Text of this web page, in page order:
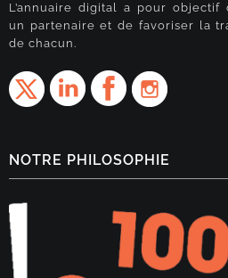
L’annuaire digital a pour
un partenaire et de favoriser la
de chacun.
NOTRE PHILOSOPHIE